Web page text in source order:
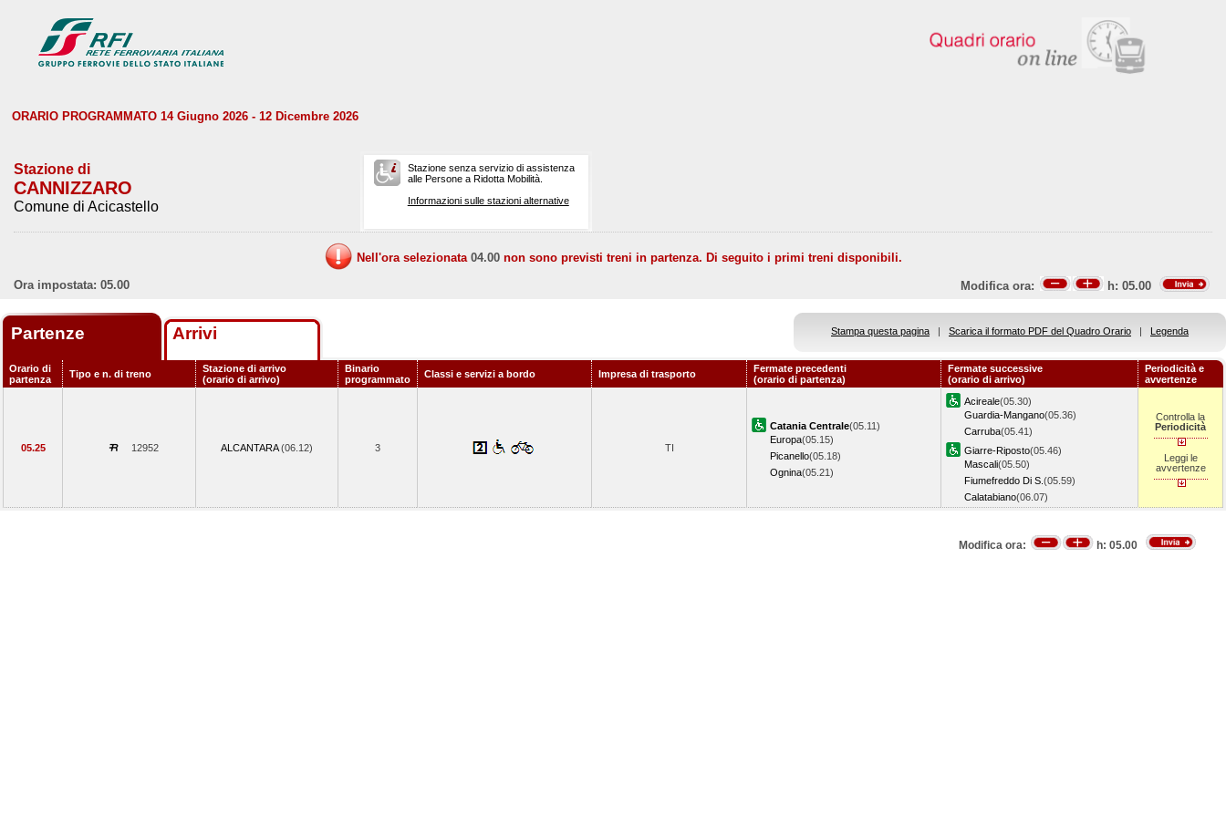
ORARIO PROGRAMMATO 14 Giugno 2026 - 12 Dicembre 2026
Stazione di
CANNIZZARO
Comune di Acicastello
Stazione senza servizio di assistenza
alle Persone a Ridotta Mobilità.
Informazioni sulle stazioni alternative
Nell'ora selezionata 04.00 non sono previsti treni in partenza. Di seguito i primi treni disponibili.
Ora impostata: 05.00
Modifica ora: h: 05.00
Partenze Arrivi Stampa questa pagina | Scarica il formato PDF del Quadro Orario | Legenda
Orario di
partenza
Tipo e n. di treno
Stazione di arrivo
(orario di arrivo)
Binario
programmato
Classi e servizi a bordo Impresa di trasporto
Fermate precedenti
(orario di partenza)
Fermate successive
(orario di arrivo)
Periodicità e
avvertenze
05.25 12952 ALCANTARA(06.12) 3 TI
Catania Centrale(05.11)
Europa(05.15)
Picanello(05.18)
Ognina(05.21)
Acireale(05.30)
Guardia-Mangano(05.36)
Carruba(05.41)
Giarre-Riposto(05.46)
Mascali(05.50)
Fiumefreddo Di S. (05.59)
Calatabiano(06.07)
Controlla la
Periodicità
Leggi le
avvertenze
Modifica ora: h: 05.00